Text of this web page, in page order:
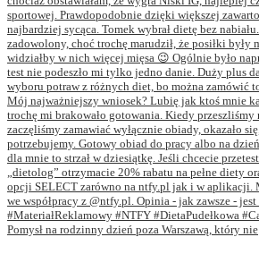
Pomysł na rodzinny dzień poza Warszawą, który nie